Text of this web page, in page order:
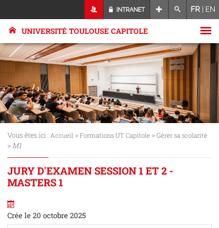
INTRANET FR | EN
UNIVERSITÉ TOULOUSE CAPITOLE
Vous êtes ici : Accueil >Formations UT Capitole >Gérer sa scolarité
>M1
JURY D'EXAMEN SESSION 1 ET 2 -
MASTERS 1
Crée le 20 octobre 2025